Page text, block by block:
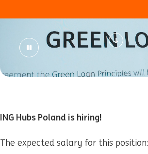
ING Hubs Poland is hiring!
The expected salary for this position: